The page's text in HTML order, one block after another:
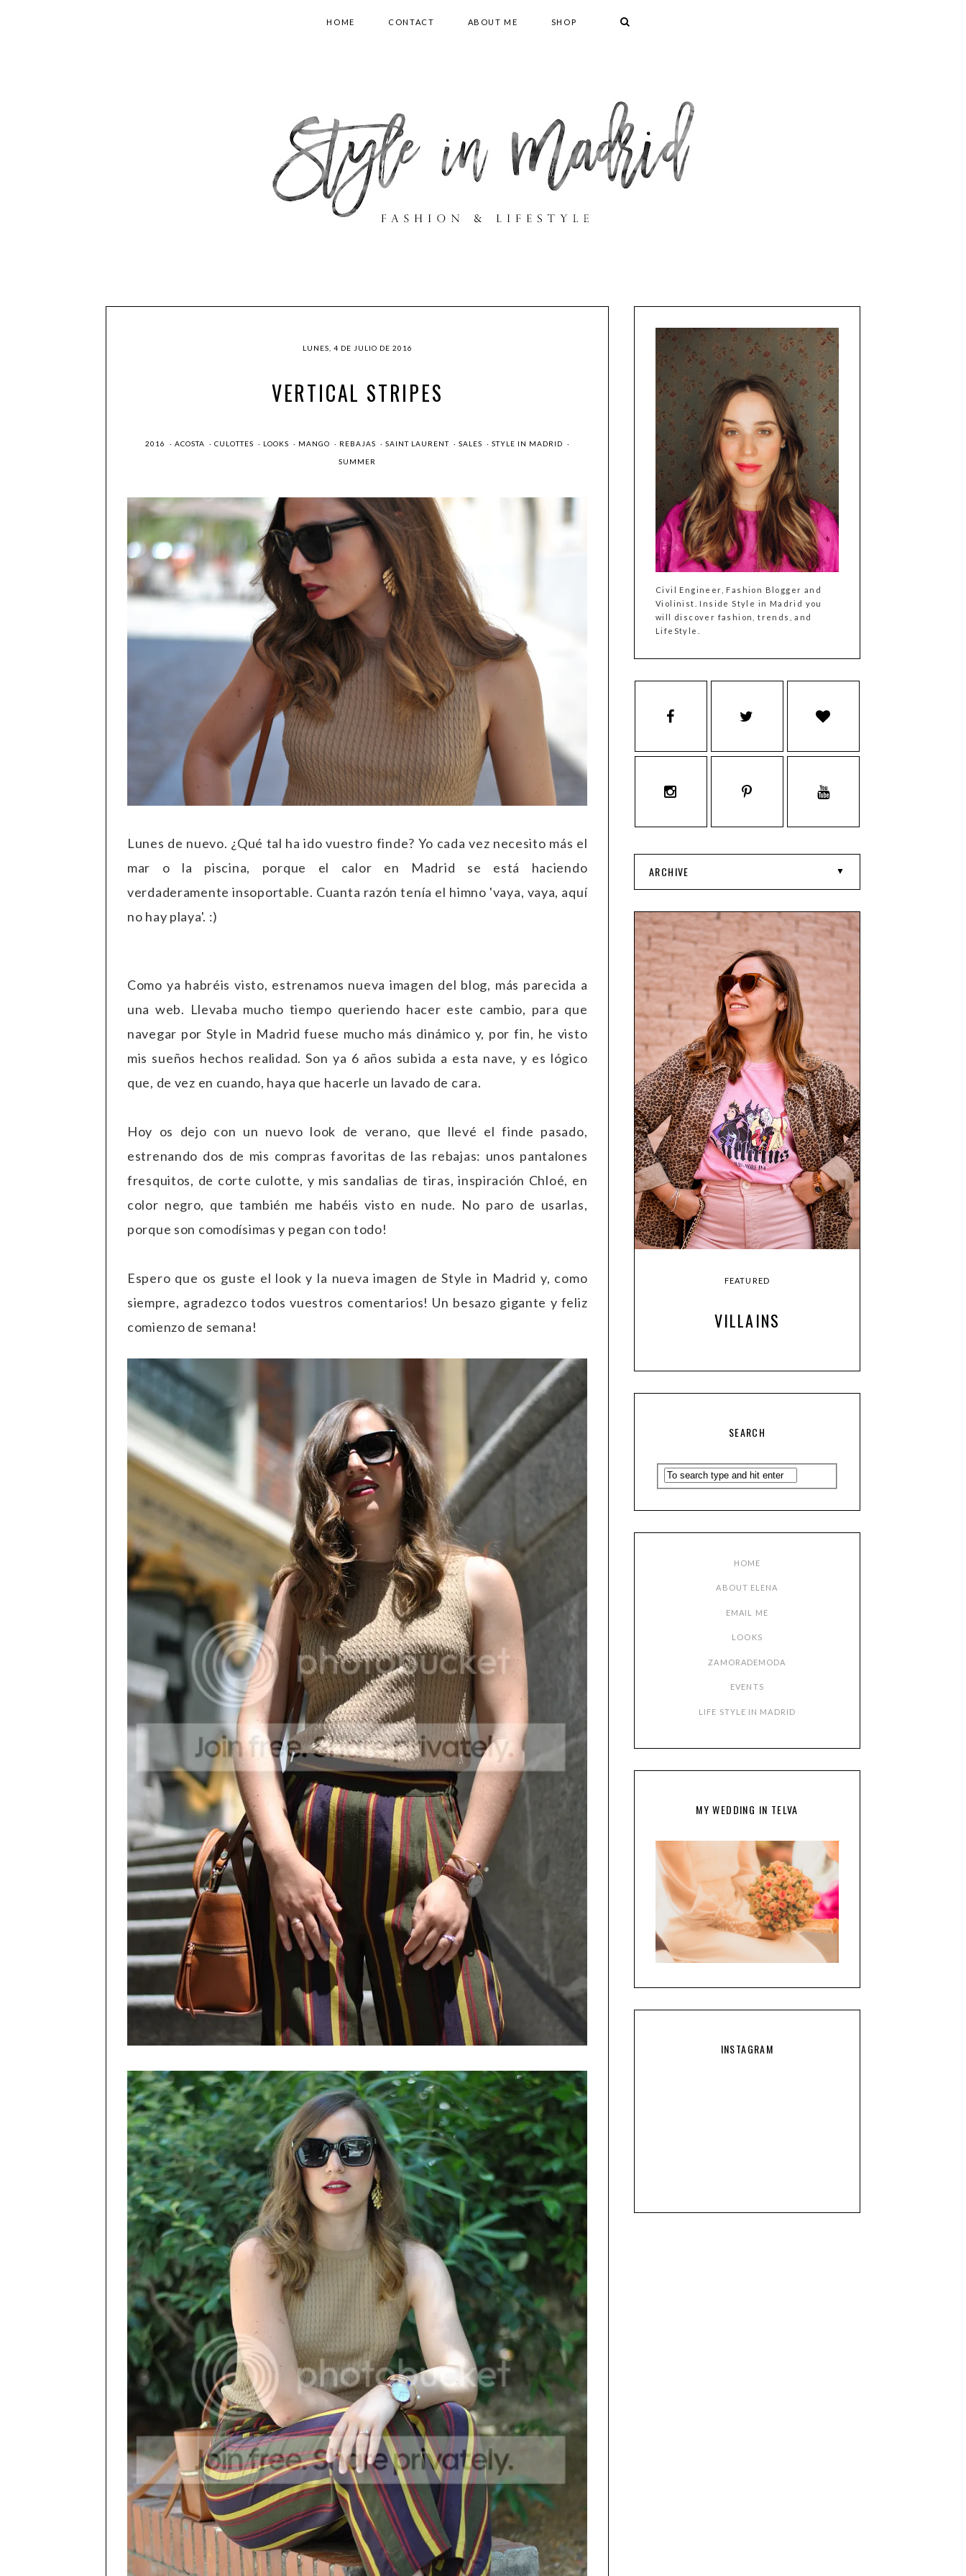
HOME CONTACT ABOUT ME SHOP
LUNES, 4 DE JULIO DE 2016
VERTICAL STRIPES
2016 · ACOSTA · CULOTTES · LOOKS · MANGO · REBAJAS · SAINT LAURENT · SALES · STYLE IN MADRID ·
SUMMER
Lunes de nuevo. ¿Qué tal ha ido vuestro finde? Yo cada vez necesito más el
mar o la piscina, porque el calor en Madrid se está haciendo
verdaderamente insoportable. Cuanta razón tenía el himno 'vaya, vaya, aquí
no hay playa'. :)
Como ya habréis visto, estrenamos nueva imagen del blog, más parecida a
una web. Llevaba mucho tiempo queriendo hacer este cambio, para que
navegar por Style in Madrid fuese mucho más dinámico y, por fin, he visto
mis sueños hechos realidad. Son ya 6 años subida a esta nave, y es lógico
que, de vez en cuando, haya que hacerle un lavado de cara.
Hoy os dejo con un nuevo look de verano, que llevé el finde pasado,
estrenando dos de mis compras favoritas de las rebajas: unos pantalones
fresquitos, de corte culotte, y mis sandalias de tiras, inspiración Chloé, en
color negro, que también me habéis visto en nude. No paro de usarlas,
porque son comodísimas y pegan con todo!
Espero que os guste el look y la nueva imagen de Style in Madrid y, como
siempre, agradezco todos vuestros comentarios! Un besazo gigante y feliz
comienzo de semana!
Civil Engineer, Fashion Blogger and
Violinist. Inside Style in Madrid you
will discover fashion, trends, and
LifeStyle.
ARCHIVE
FEATURED
VILLAINS
SEARCH
HOME
ABOUT ELENA
EMAIL ME
LOOKS
ZAMORADEMODA
EVENTS
LIFE STYLE IN MADRID
MY WEDDING IN TELVA
INSTAGRAM